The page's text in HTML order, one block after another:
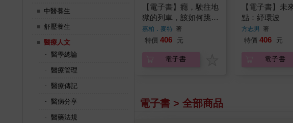
中醫養生
舒壓養生
醫療人文
醫學總論
醫療管理
醫療傳記
醫病分享
醫藥法規
【電子書】癮，駛往地
獄的列車，該如何跳
下？
嘉柏．麥特著
特價 406 元
電子書
【電子書】未
點：紓環波
方志男 著
特價 406 元
電子書
電子書 > 全部商品